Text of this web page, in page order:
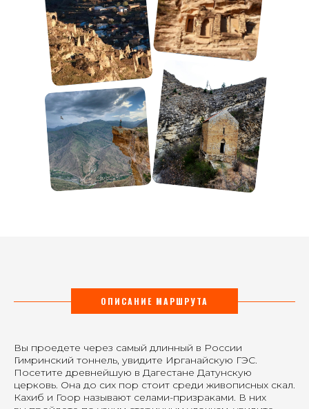
ОПИСАНИЕ МАРШРУТА
Вы проедете через самый длинный в России
Гимринский тоннель, увидите Ирганайскую ГЭС.
Посетите древнейшую в Дагестане Датунскую
церковь. Она до сих пор стоит среди живописных скал.
Кахиб и Гоор называют селами-призраками. В них